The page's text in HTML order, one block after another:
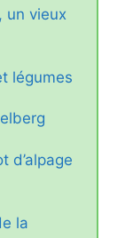
un vieux
légumes
d’alpage
la